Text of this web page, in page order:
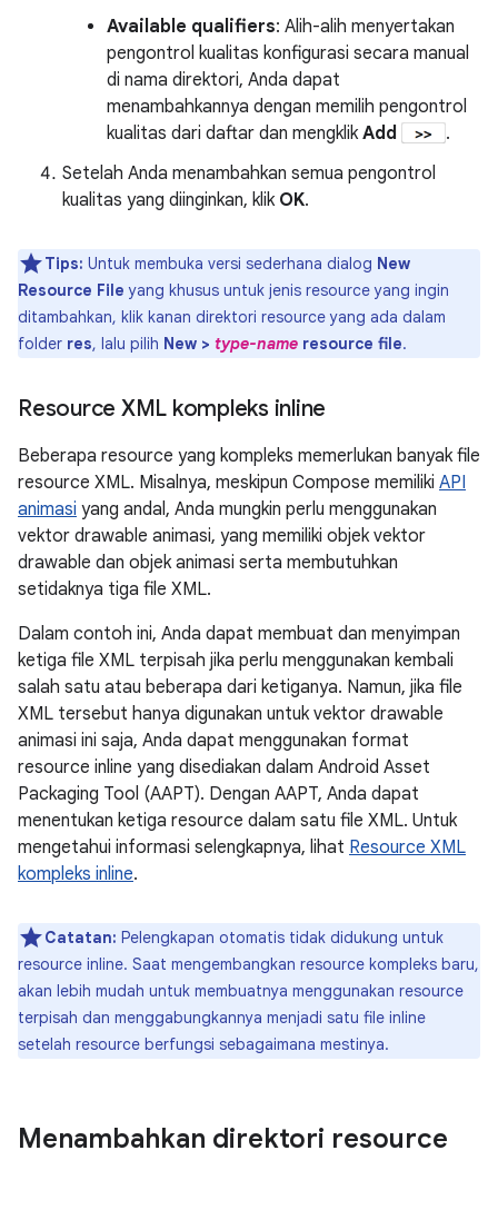
Available qualifiers: Alih-alih menyertakan
pengontrol kualitas konfigurasi secara manual
di nama direktori, Anda dapat
menambahkannya dengan memilih pengontrol
kualitas dari daftar dan mengklik Add
.
Setelah Anda menambahkan semua pengontrol
kualitas yang diinginkan, klik OK.
Tips: Untuk membuka versi sederhana dialog New
Resource File yang khusus untuk jenis resource yang ingin
ditambahkan, klik kanan direktori resource yang ada dalam
folder res, lalu pilih New > type-name resource file.
Resource XML kompleks inline
Beberapa resource yang kompleks memerlukan banyak file
resource XML. Misalnya, meskipun Compose memiliki API
animasi yang andal, Anda mungkin perlu menggunakan
vektor drawable animasi, yang memiliki objek vektor
drawable dan objek animasi serta membutuhkan
setidaknya tiga file XML.
Dalam contoh ini, Anda dapat membuat dan menyimpan
ketiga file XML terpisah jika perlu menggunakan kembali
salah satu atau beberapa dari ketiganya. Namun, jika file
XML tersebut hanya digunakan untuk vektor drawable
animasi ini saja, Anda dapat menggunakan format
resource inline yang disediakan dalam Android Asset
Packaging Tool (AAPT). Dengan AAPT, Anda dapat
menentukan ketiga resource dalam satu file XML. Untuk
mengetahui informasi selengkapnya, lihat Resource XML
kompleks inline.
Catatan: Pelengkapan otomatis tidak didukung untuk
resource inline. Saat mengembangkan resource kompleks baru,
akan lebih mudah untuk membuatnya menggunakan resource
terpisah dan menggabungkannya menjadi satu file inline
setelah resource berfungsi sebagaimana mestinya.
Menambahkan direktori resource